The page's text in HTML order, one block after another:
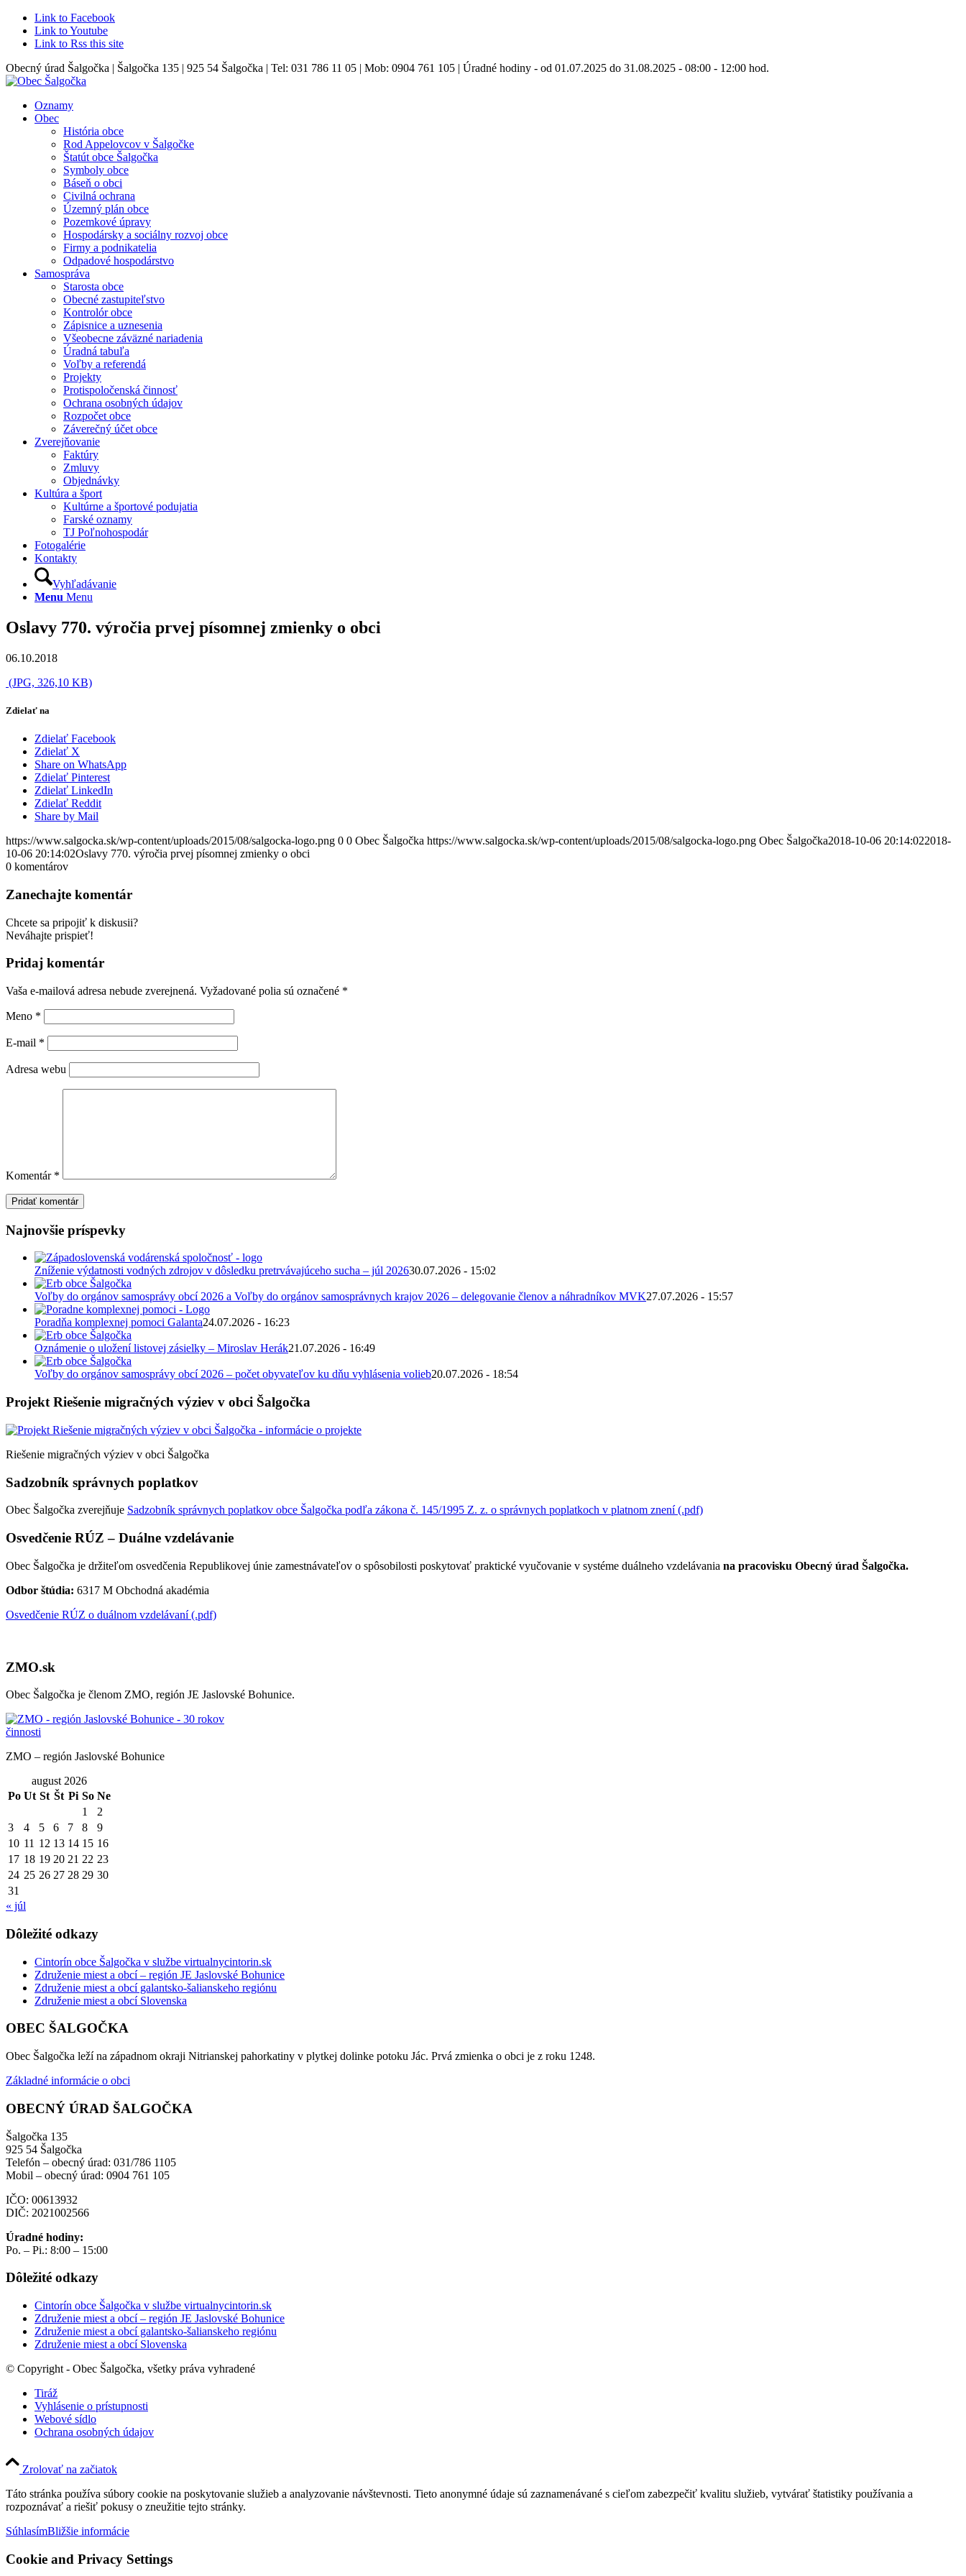
Link to Facebook
Link to Youtube
Link to Rss this site
Obecný úrad Šalgočka | Šalgočka 135 | 925 54 Šalgočka | Tel: 031 786 11 05 | Mob: 0904 761 105 | Úradné hodiny - od 01.07.2025 do 31.08.2025 - 08:00 - 12:00 hod.
Oznamy
Obec
História obce
Rod Appelovcov v Šalgočke
Štatút obce Šalgočka
Symboly obce
Báseň o obci
Civilná ochrana
Územný plán obce
Pozemkové úpravy
Hospodársky a sociálny rozvoj obce
Firmy a podnikatelia
Odpadové hospodárstvo
Samospráva
Starosta obce
Obecné zastupiteľstvo
Kontrolór obce
Zápisnice a uznesenia
Všeobecne záväzné nariadenia
Úradná tabuľa
Voľby a referendá
Projekty
Protispoločenská činnosť
Ochrana osobných údajov
Rozpočet obce
Záverečný účet obce
Zverejňovanie
Faktúry
Zmluvy
Objednávky
Kultúra a šport
Kultúrne a športové podujatia
Farské oznamy
TJ Poľnohospodár
Fotogalérie
Kontakty
Vyhľadávanie
Menu Menu
Oslavy 770. výročia prvej písomnej zmienky o obci
06.10.2018
(JPG, 326,10 KB)
Zdielať na
Zdielať Facebook
Zdielať X
Share on WhatsApp
Zdielať Pinterest
Zdielať LinkedIn
Zdielať Reddit
Share by Mail
https://www.salgocka.sk/wp-content/uploads/2015/08/salgocka-logo.png 0 0 Obec Šalgočka https://www.salgocka.sk/wp-content/uploads/2015/08/salgocka-logo.png Obec Šalgočka2018-10-06 20:14:022018-
10-06 20:14:02Oslavy 770. výročia prvej písomnej zmienky o obci
0 komentárov
Zanechajte komentár
Chcete sa pripojiť k diskusii?
Neváhajte prispieť!
Pridaj komentár
Vaša e-mailová adresa nebude zverejnená. Vyžadované polia sú označené *
Meno *
E-mail *
Adresa webu
Komentár *
Najnovšie príspevky
Zníženie výdatnosti vodných zdrojov v dôsledku pretrvávajúceho sucha – júl 202630.07.2026 - 15:02
Voľby do orgánov samosprávy obcí 2026 a Voľby do orgánov samosprávnych krajov 2026 – delegovanie členov a náhradníkov MVK27.07.2026 - 15:57
Poradňa komplexnej pomoci Galanta24.07.2026 - 16:23
Oznámenie o uložení listovej zásielky – Miroslav Herák21.07.2026 - 16:49
Voľby do orgánov samosprávy obcí 2026 – počet obyvateľov ku dňu vyhlásenia volieb20.07.2026 - 18:54
Projekt Riešenie migračných výziev v obci Šalgočka
Riešenie migračných výziev v obci Šalgočka
Sadzobník správnych poplatkov
Obec Šalgočka zverejňuje Sadzobník správnych poplatkov obce Šalgočka podľa zákona č. 145/1995 Z. z. o správnych poplatkoch v platnom znení (.pdf)
Osvedčenie RÚZ – Duálne vzdelávanie
Obec Šalgočka je držiteľom osvedčenia Republikovej únie zamestnávateľov o spôsobilosti poskytovať praktické vyučovanie v systéme duálneho vzdelávania na pracovisku Obecný úrad Šalgočka.
Odbor štúdia: 6317 M Obchodná akadémia
Osvedčenie RÚZ o duálnom vzdelávaní (.pdf)
ZMO.sk
Obec Šalgočka je členom ZMO, región JE Jaslovské Bohunice.
ZMO – región Jaslovské Bohunice
august 2026
Po Ut St Št Pi So Ne
1
2
3
4 5 6 7 8
9
10 11 12 13 14 15 16
17 18 19 20 21 22 23
24 25 26 27 28 29 30
31
« júl
Dôležité odkazy
Cintorín obce Šalgočka v službe virtualnycintorin.sk
Združenie miest a obcí – región JE Jaslovské Bohunice
Združenie miest a obcí galantsko-šalianskeho regiónu
Združenie miest a obcí Slovenska
OBEC ŠALGOČKA
Obec Šalgočka leží na západnom okraji Nitrianskej pahorkatiny v plytkej dolinke potoku Jác. Prvá zmienka o obci je z roku 1248.
Základné informácie o obci
OBECNÝ ÚRAD ŠALGOČKA
Šalgočka 135
925 54 Šalgočka
Telefón – obecný úrad: 031/786 1105
Mobil – obecný úrad: 0904 761 105
IČO: 00613932
DIČ: 2021002566
Úradné hodiny:
Po. – Pi.: 8:00 – 15:00
Dôležité odkazy
Cintorín obce Šalgočka v službe virtualnycintorin.sk
Združenie miest a obcí – región JE Jaslovské Bohunice
Združenie miest a obcí galantsko-šalianskeho regiónu
Združenie miest a obcí Slovenska
© Copyright - Obec Šalgočka, všetky práva vyhradené
Tiráž
Vyhlásenie o prístupnosti
Webové sídlo
Ochrana osobných údajov
Zrolovať na začiatok
Táto stránka používa súbory cookie na poskytovanie služieb a analyzovanie návštevnosti. Tieto anonymné údaje sú zaznamenávané s cieľom zabezpečiť kvalitu služieb, vytvárať štatistiky používania a
rozpoznávať a riešiť pokusy o zneužitie tejto stránky.
SúhlasímBližšie informácie
Cookie and Privacy Settings